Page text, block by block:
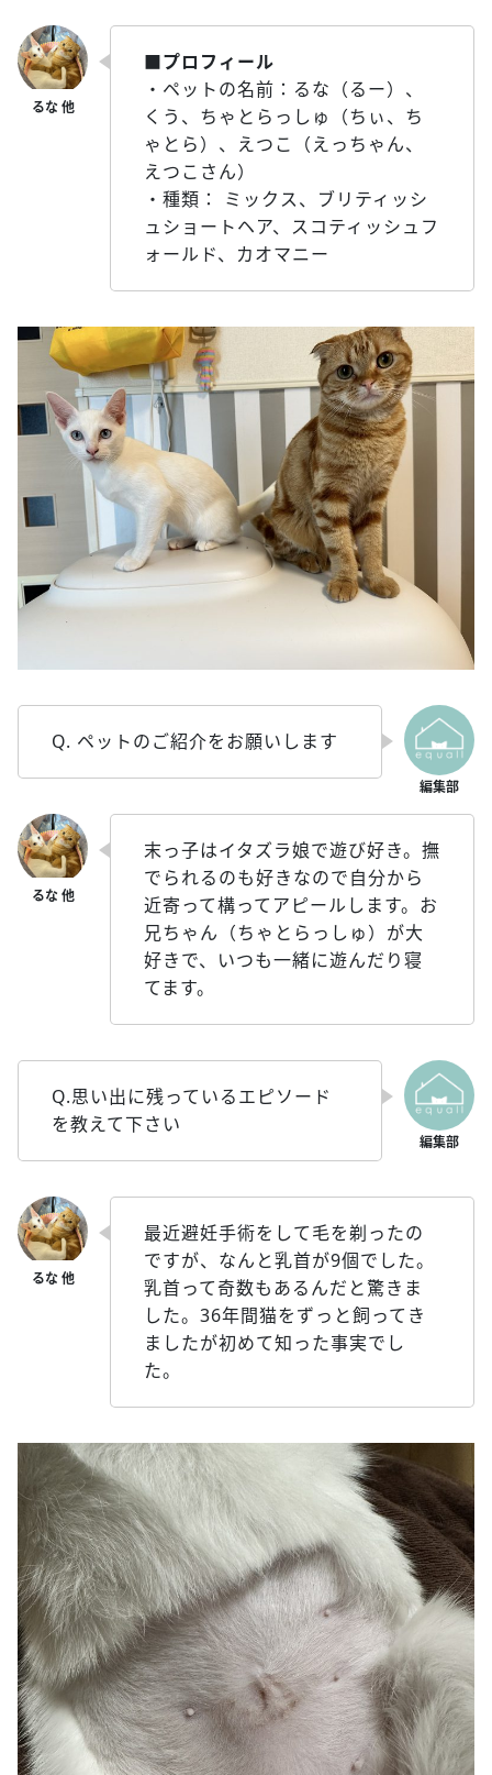
■プロフィール
・ペットの名前：るな（るー）、
くう、ちゃとらっしゅ（ちぃ、ち
ゃとら）、えつこ（えっちゃん、
えつこさん）
・種類： ミックス、ブリティッシ
ュショートヘア、スコティッシュフ
ォールド、カオマニー
Q. ペットのご紹介をお願いします
末っ子はイタズラ娘で遊び好き。撫
でられるのも好きなので自分から
近寄って構ってアピールします。お
兄ちゃん（ちゃとらっしゅ）が大
好きで、いつも一緒に遊んだり寝
てます。
Q.思い出に残っているエピソード
を教えて下さい
最近避妊手術をして毛を剃ったの
ですが、なんと乳首が9個でした。
乳首って奇数もあるんだと驚きま
した。36年間猫をずっと飼ってき
ましたが初めて知った事実でし
た。